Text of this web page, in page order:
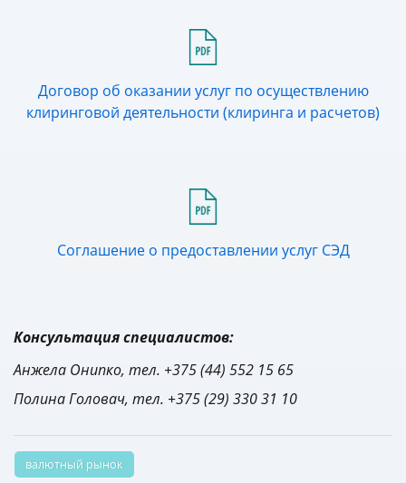
Договор об оказании услуг по осуществлению
клиринговой деятельности (клиринга и расчетов)
Соглашение о предоставлении услуг СЭД
Консультация специалистов:
Анжела Онипко, тел. +375 (44) 552 15 65
Полина Головач, тел. +375 (29) 330 31 10
валютный рынок